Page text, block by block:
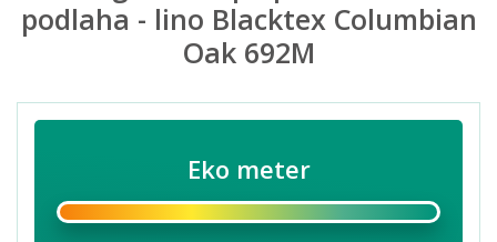
podlaha - lino Blacktex Columbian
Oak 692M
Eko meter